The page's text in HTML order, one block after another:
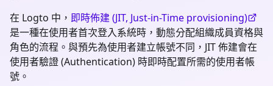
在 Logto 中， 即時佈建 (JIT, Just-in-Time provisioning)
是一種在使用者首次登入系統時，動態分配組織成員資格與
角色的流程。與預先為使用者建立帳號不同，JIT 佈建會在
使用者驗證 (Authentication) 時即時配置所需的使用者帳
號。